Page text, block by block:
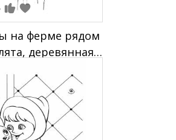
на ферме рядом
деревянная